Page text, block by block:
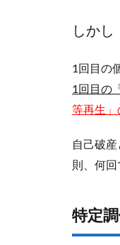
しかし
1回目の
1回目の
等再生」
自己破
則、何回
特定